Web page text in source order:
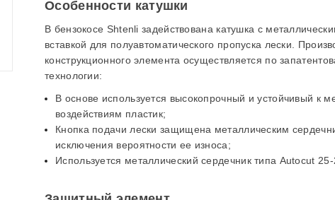
Особенности катушки
В бензокосе Shtenliзадействована катушка с
вставкой для полуавтоматического пропуска лески.
конструкционного элемента осуществляется по
технологии:
В основе используется высокопрочный и устойчивый к
воздействиям пластик;
Кнопка подачи лески защищена металлическим
исключения вероятности ее износа;
Используется металлический сердечник типа Autocut 25-